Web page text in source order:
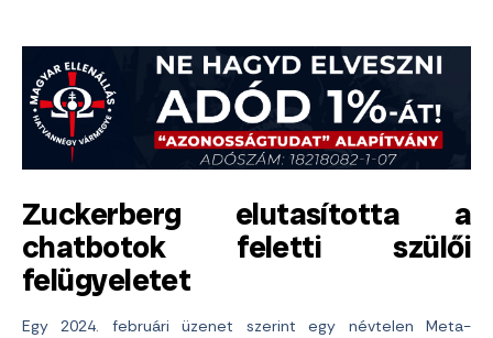
Zuckerberg elutasította a
chatbotok feletti szülői
felügyeletet
Egy 2024. februári üzenet szerint egy névtelen Meta-